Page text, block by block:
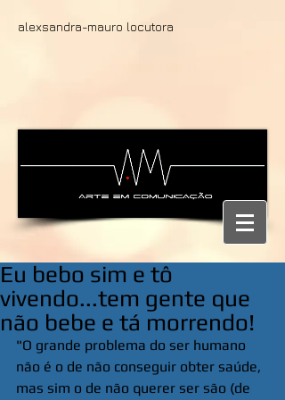
alexsandra-mauro locutora
Eu bebo sim e tô
vivendo...tem gente que
não bebe e tá morrendo!
"O grande problema do ser humano
não é o de não conseguir obter saúde,
mas sim o de não querer ser são (de